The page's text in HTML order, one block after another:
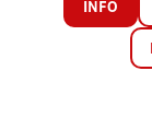
INFO